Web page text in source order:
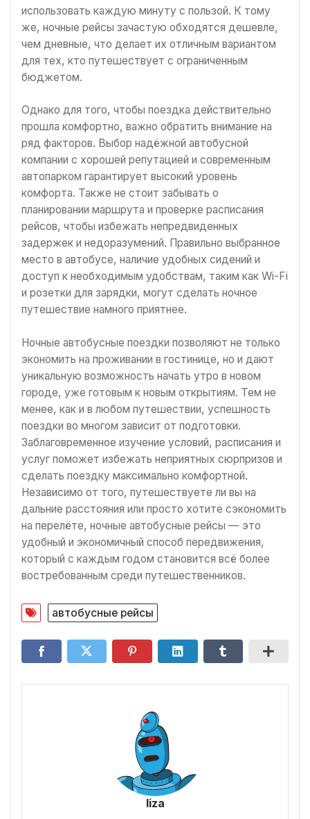
использовать каждую минуту с пользой. К тому
же, ночные рейсы зачастую обходятся дешевле,
чем дневные, что делает их отличным вариантом
для тех, кто путешествует с ограниченным
бюджетом.
Однако для того, чтобы поездка действительно
прошла комфортно, важно обратить внимание на
ряд факторов. Выбор надёжной автобусной
компании с хорошей репутацией и современным
автопарком гарантирует высокий уровень
комфорта. Также не стоит забывать о
планировании маршрута и проверке расписания
рейсов, чтобы избежать непредвиденных
задержек и недоразумений. Правильно выбранное
место в автобусе, наличие удобных сидений и
доступ к необходимым удобствам, таким как Wi-Fi
и розетки для зарядки, могут сделать ночное
путешествие намного приятнее.
Ночные автобусные поездки позволяют не только
экономить на проживании в гостинице, но и дают
уникальную возможность начать утро в новом
городе, уже готовым к новым открытиям. Тем не
менее, как и в любом путешествии, успешность
поездки во многом зависит от подготовки.
Заблаговременное изучение условий, расписания и
услуг поможет избежать неприятных сюрпризов и
сделать поездку максимально комфортной.
Независимо от того, путешествуете ли вы на
дальние расстояния или просто хотите сэкономить
на перелёте, ночные автобусные рейсы — это
удобный и экономичный способ передвижения,
который с каждым годом становится всё более
востребованным среди путешественников.
автобусные рейсы
liza